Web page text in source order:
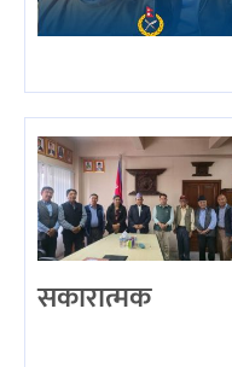
सकारात्मक